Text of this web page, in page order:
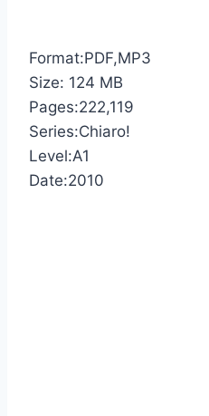
Format:PDF,MP3
Size: 124 MB
Pages:222,119
Series:Chiaro!
Level:A1
Date:2010